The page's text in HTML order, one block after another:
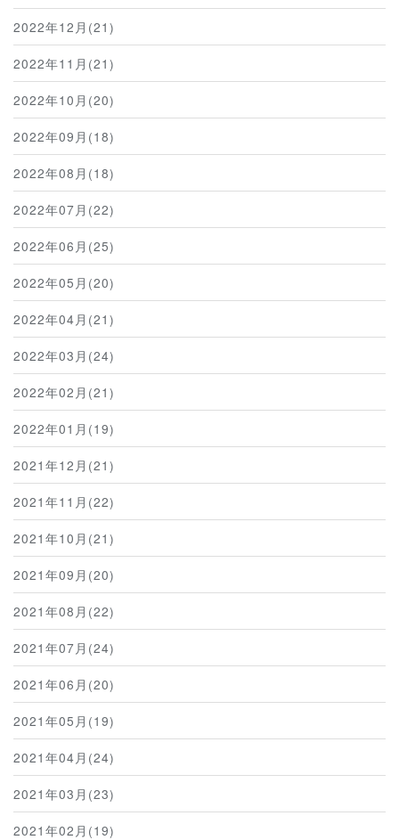
2022年12月(21)
2022年11月(21)
2022年10月(20)
2022年09月(18)
2022年08月(18)
2022年07月(22)
2022年06月(25)
2022年05月(20)
2022年04月(21)
2022年03月(24)
2022年02月(21)
2022年01月(19)
2021年12月(21)
2021年11月(22)
2021年10月(21)
2021年09月(20)
2021年08月(22)
2021年07月(24)
2021年06月(20)
2021年05月(19)
2021年04月(24)
2021年03月(23)
2021年02月(19)